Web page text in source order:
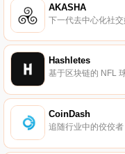
AKASHA
Hashletes
CoinDash